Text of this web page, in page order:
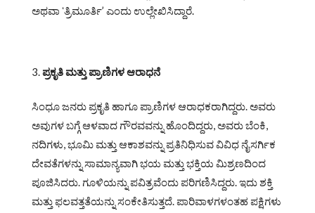
ಅಥವಾ ʻತ್ರಿಮೂರ್ತಿ’ ಎಂದು ಉಲ್ಲೇಖಿಸಿದ್ದಾರೆ.
ಪ್ರಕೃತಿ ಮತ್ತು ಪ್ರಾಣಿಗಳ ಆರಾಧನೆ
ಸಿಂಧೂ ಜನರು ಪ್ರಕೃತಿ ಹಾಗೂ ಪ್ರಾಣಿಗಳ ಆರಾಧಕರಾಗಿದ್ದರು. ಅವರು
ಅವುಗಳ ಬಗ್ಗೆ ಆಳವಾದ ಗೌರವವನ್ನು ಹೊಂದಿದ್ದರು, ಅವರು ಬೆಂಕಿ,
ನದಿಗಳು, ಭೂಮಿ ಮತ್ತು ಆಕಾಶವನ್ನು ಪ್ರತಿನಿಧಿಸುವ ವಿವಿಧ ನೈಸರ್ಗಿಕ
ದೇವತೆಗಳನ್ನು ಸಾಮಾನ್ಯವಾಗಿ ಭಯ ಮತ್ತು ಭಕ್ತಿಯ ಮಿಶ್ರಣದಿಂದ
ಪೂಜಿಸಿದರು. ಗೂಳಿಯನ್ನು ಪವಿತ್ರವೆಂದು ಪರಿಗಣಿಸಿದ್ದರು. ಇದು ಶಕ್ತಿ
ಮತ್ತು ಫಲವತ್ತತೆಯನ್ನು ಸಂಕೇತಿಸುತ್ತದೆ. ಪಾರಿವಾಳಗಳಂತಹ ಪಕ್ಷಿಗಳು